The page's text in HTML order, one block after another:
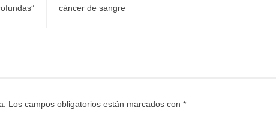
cáncer de sangre
Los campos obligatorios están marcados con *